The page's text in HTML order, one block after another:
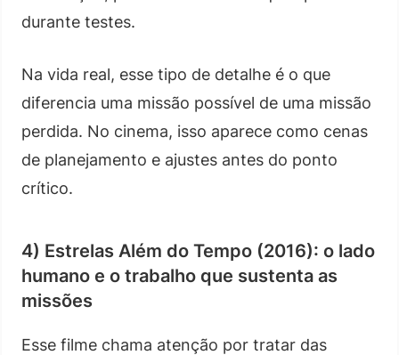
durante testes.
Na vida real, esse tipo de detalhe é o que
diferencia uma missão possível de uma missão
perdida. No cinema, isso aparece como cenas
de planejamento e ajustes antes do ponto
crítico.
4) Estrelas Além do Tempo (2016): o lado
humano e o trabalho que sustenta as
missões
Esse filme chama atenção por tratar das